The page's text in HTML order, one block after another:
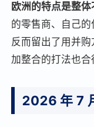
欧洲的特点是整体
的零售商、自己
反而留出了用并
加整合的打法也合
2026 年 7